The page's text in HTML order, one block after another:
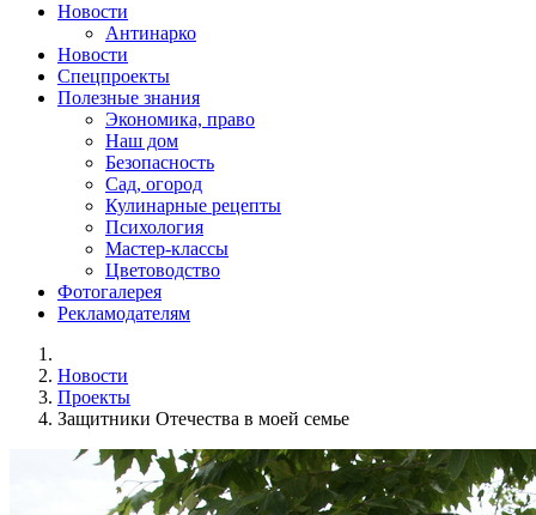
Новости
Антинарко
Новости
Спецпроекты
Полезные знания
Экономика, право
Наш дом
Безопасность
Сад, огород
Кулинарные рецепты
Психология
Мастер-классы
Цветоводство
Фотогалерея
Рекламодателям
Новости
Проекты
Защитники Отечества в моей семье